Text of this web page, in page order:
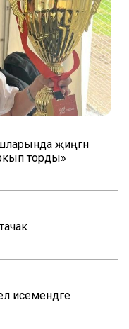
җиңгән
торды»
исемендәге